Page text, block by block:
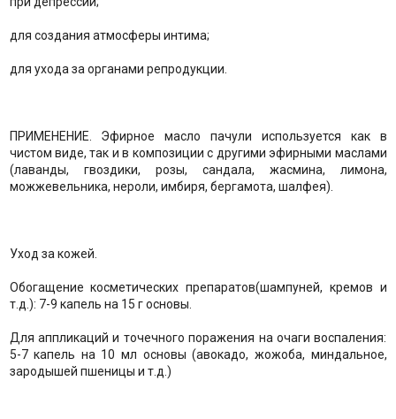
для создания атмосферы интима;
для ухода за органами репродукции.
ПРИМЕНЕНИЕ. Эфирное масло пачули используется как в
чистом виде, так и в композиции с другими эфирными маслами
(лаванды, гвоздики, розы, сандала, жасмина, лимона,
можжевельника, нероли, имбиря, бергамота, шалфея).
Уход за кожей.
Обогащение косметических препаратов(шампуней, кремов и
т.д.): 7-9 капель на 15 г основы.
Для аппликаций и точечного поражения на очаги воспаления:
5-7 капель на 10 мл основы (авокадо, жожоба, миндальное,
зародышей пшеницы и т.д.)